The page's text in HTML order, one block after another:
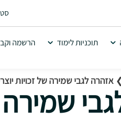
תוכניות לימוד הרשמה
שמירה
אזהרה לגבי שמירה של זכויות